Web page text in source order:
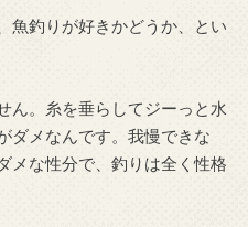
魚釣りが好きかどうか、とい
ん。糸を垂らしてジーっと水
ダメなんです。我慢できな
メな性分で、釣りは全く性格